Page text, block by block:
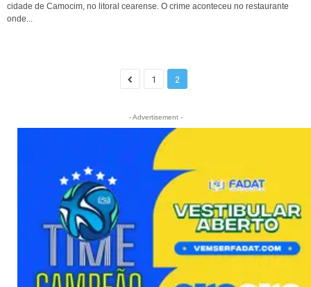
cidade de Camocim, no litoral cearense. O crime aconteceu no restaurante
onde...
1 2
- Advertisement -